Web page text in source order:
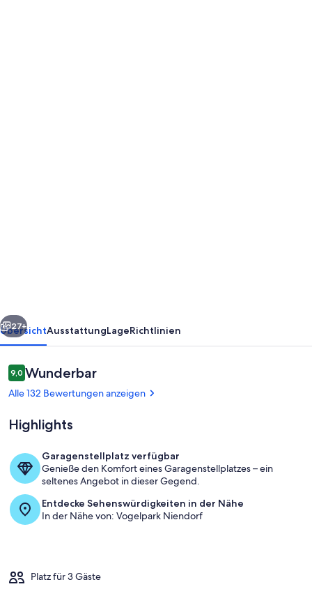
der
1.
Reihe
zum
gelegen.
Außenbereich
Weiter
27+
ÜbersichtAusstattungLageRichtlinien
Bewertungen
9,09,0 von 10.
Wunderbar
Alle 132 Bewertungen anzeigen
Highlights
Garagenstellplatz verfügbar
Genieße den Komfort eines Garagenstellplatzes – ein
seltenes Angebot in dieser Gegend.
Entdecke Sehenswürdigkeiten in der Nähe
In der Nähe von: Vogelpark Niendorf
Platz für 3 Gäste